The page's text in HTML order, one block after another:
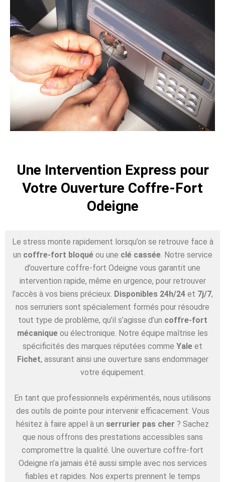
Une Intervention Express pour
Votre Ouverture Coffre-Fort
Odeigne
Le stress monte rapidement lorsqu’on se retrouve face à
un coffre-fort bloquéou une clé cassée. Notre service
d’ouverture coffre-fort Odeigne vous garantit une
intervention rapide, même en urgence, pour retrouver
l’accès à vos biens précieux. Disponibles 24h/24 et 7j/7,
nos serruriers sont spécialement formés pour résoudre
tout type de problème, qu’il s’agisse d’un coffre-fort
mécanique ou électronique. Notre équipe maîtrise les
spécificités des marques réputées comme Yale et
Fichet, assurant ainsi une ouverture sans endommager
votre équipement.
En tant que professionnels expérimentés, nous utilisons
des outils de pointe pour intervenir efficacement. Vous
hésitez à faire appel à un serrurier pas cher ? Sachez
que nous offrons des prestations accessibles sans
compromettre la qualité. Une ouverture coffre-fort
Odeigne n’a jamais été aussi simple avec nos services
fiables et rapides. Nos experts prennent le temps